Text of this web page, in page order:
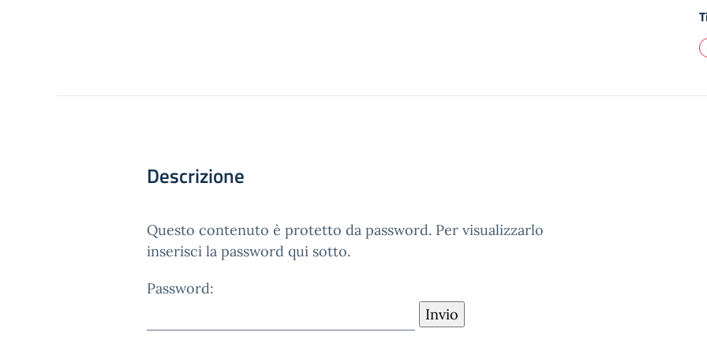
Descrizione
Questo contenuto è protetto da password. Per visualizzarlo
inserisci la password qui sotto.
Password: